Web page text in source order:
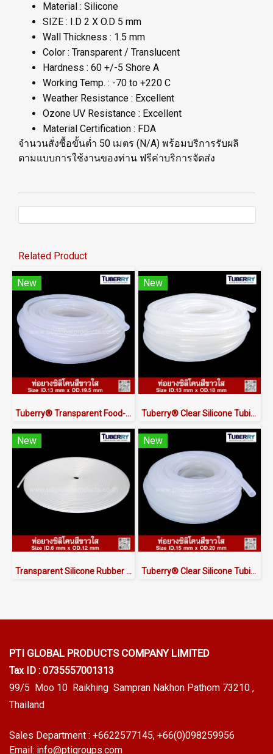
Material : Silicone
SIZE : I.D 2 X O.D 5 mm
Wall Thickness : 1.5 mm
Color : Transparent / Translucent
Hardness : 60 +/-5 Shore A
Working Temp. : -70 to +220 C
Weather Resistance : Excellent
Ozone UV Resistance : Excellent
Material Certification : FDA
จำนวนสั่งซื้อขั้นต่ำ 50 เมตร (N/A) พร้อมบริการรับผลิ
ตามแบบการใช้งานของท่าน ฟรีค่าบริการจัดส่ง
Related Product
New
Tuberry® Transparent Food-Grade Silicone Tubing 13 × 19.5 mm | Made in Thailand
New
Tuberry® Clear Silicone Tubing | FDA Food Grade (ID 13mm x OD 18mm)
New
Transparent Silicone Rubber Tube I.D 6 X O.D 12 mm
New
Tuberry® Clear Silicone Tubing | FDA Food Grade (ID 15mm x OD 20mm)
PTI GLOBAL PRODUCTS COMPANY LIMITED
Tax ID : 0735557001313
99/5 Moo 10 Raikhing Sampran Nakhon Pathom 73210 ,
Thailand
Sales Department : +6622577145, +66(0)098259956
Email: info@ptigroups.com